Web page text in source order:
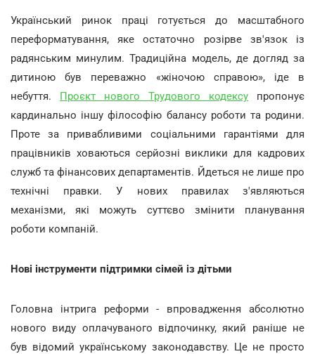
Український ринок праці готується до масштабного
переформатування, яке остаточно розірве зв'язок із
радянським минулим. Традиційна модель, де догляд за
дитиною був переважно «жіночою справою», іде в
небуття. Проєкт нового Трудового кодексу пропонує
кардинально іншу філософію балансу роботи та родини.
Проте за привабливими соціальними гарантіями для
працівників ховаються серйозні виклики для кадрових
служб та фінансових департаментів. Йдеться не лише про
технічні правки. У нових правилах з'являються
механізми, які можуть суттєво змінити планування
роботи компаній.
Нові інструменти підтримки сімей із дітьми
Головна інтрига реформи - впровадження абсолютно
нового виду оплачуваного відпочинку, який раніше не
був відомий українському законодавству. Це не просто